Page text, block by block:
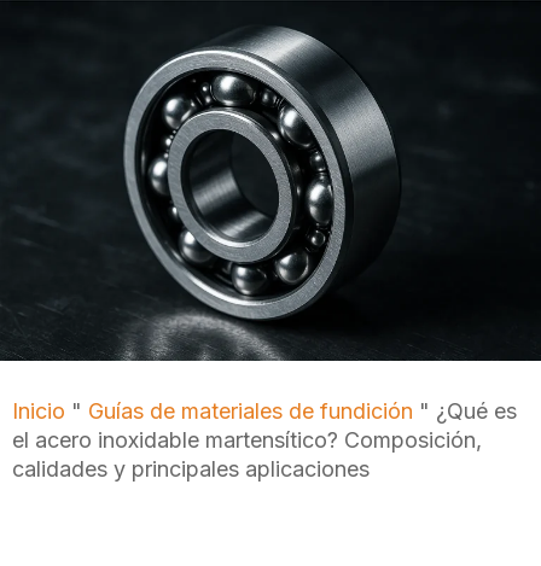
Inicio " Guías de materiales de fundición " ¿Qué es
el acero inoxidable martensítico? Composición,
calidades y principales aplicaciones